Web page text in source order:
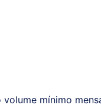
mínimo